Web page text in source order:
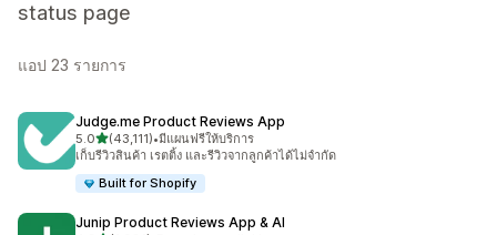
status page
แอป 23 รายการ
Judge.me Product Reviews App
5.0เต็ม 5 ดาว
(43,111)
ทั้งหมด 43111 รีวิว
•มีแผนฟรีให้บริการ
เก็บรีวิวสินค้า เรตติ้ง และรีวิวจากลูกค้าได้ไม่จำกัด
Built for Shopify
Junip Product Reviews App & AI